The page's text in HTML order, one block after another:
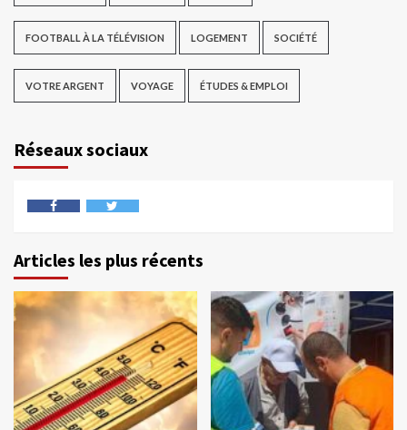
FOOTBALL À LA TÉLÉVISION LOGEMENT SOCIÉTÉ
VOTRE ARGENT VOYAGE ÉTUDES & EMPLOI
Réseaux sociaux
Articles les plus récents